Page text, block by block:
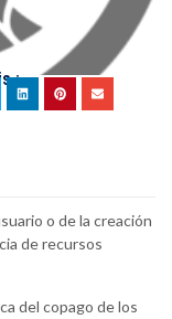
:
o de la creación
de recursos
del copago de los